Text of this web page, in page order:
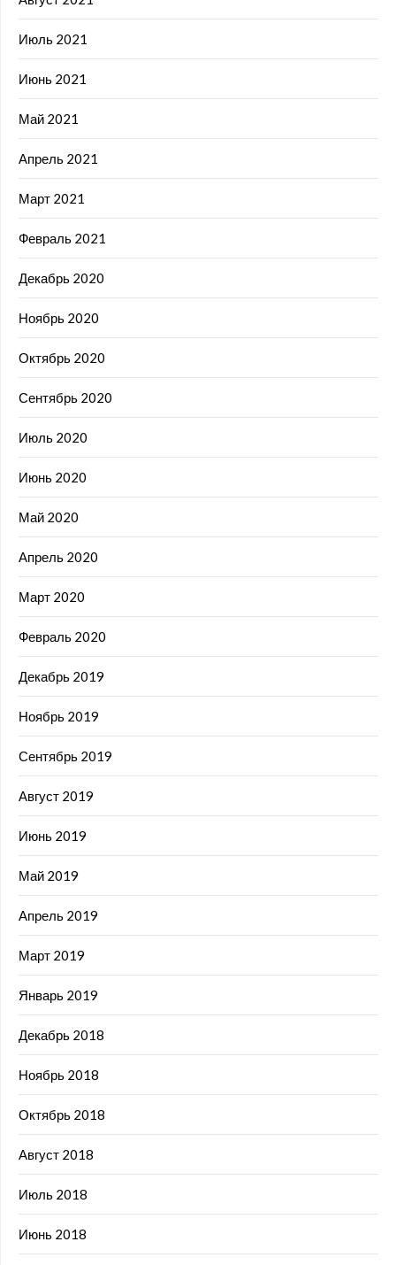
Июль 2021
Июнь 2021
Май 2021
Апрель 2021
Март 2021
Февраль 2021
Декабрь 2020
Ноябрь 2020
Октябрь 2020
Сентябрь 2020
Июль 2020
Июнь 2020
Май 2020
Апрель 2020
Март 2020
Февраль 2020
Декабрь 2019
Ноябрь 2019
Сентябрь 2019
Август 2019
Июнь 2019
Май 2019
Апрель 2019
Март 2019
Январь 2019
Декабрь 2018
Ноябрь 2018
Октябрь 2018
Август 2018
Июль 2018
Июнь 2018